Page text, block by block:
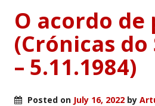
O acordo de
(Crónicas do
– 5.11.1984)
Posted on July 16, 2022 by